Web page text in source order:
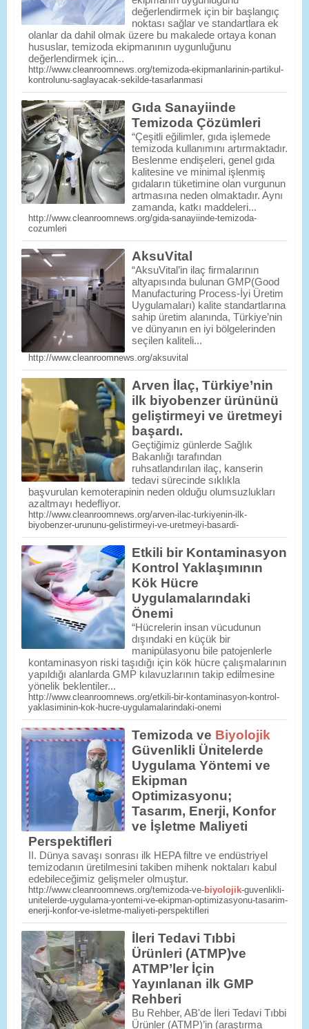
değerlendirmek için bir başlangıç
noktası sağlar ve standartlara ek
olanlar da dahil olmak üzere bu makalede ortaya konan
hususlar, temizoda ekipmanının uygunluğunu
değerlendirmek için...
http://www.cleanroomnews.org/temizoda-ekipmanlarinin-partikul-
kontrolunu-saglayacak-sekilde-tasarlanmasi
Gıda Sanayiinde
Temizoda Çözümleri
“Çeşitli eğilimler, gıda işlemede
temizoda kullanımını artırmaktadır.
Beslenme endişeleri, genel gıda
kalitesine ve minimal işlenmiş
gıdaların tüketimine olan vurgunun
artmasına neden olmaktadır. Aynı
zamanda, katkı maddeleri...
http://www.cleanroomnews.org/gida-sanayiinde-temizoda-
cozumleri
AksuVital
“AksuVital’in ilaç firmalarının
altyapısında bulunan GMP(Good
Manufacturing Process-İyi Üretim
Uygulamaları) kalite standartlarına
sahip üretim alanında, Türkiye’nin
ve dünyanın en iyi bölgelerinden
seçilen kaliteli...
http://www.cleanroomnews.org/aksuvital
Arven İlaç, Türkiye’nin
ilk biyobenzer ürününü
geliştirmeyi ve üretmeyi
başardı.
Geçtiğimiz günlerde Sağlık
Bakanlığı tarafından
ruhsatlandırılan ilaç, kanserin
tedavi sürecinde sıklıkla
başvurulan kemoterapinin neden olduğu olumsuzlukları
azaltmayı hedefliyor.
http://www.cleanroomnews.org/arven-ilac-turkiyenin-ilk-
biyobenzer-urununu-gelistirmeyi-ve-uretmeyi-basardi-
Etkili bir Kontaminasyon
Kontrol Yaklaşımının
Kök Hücre
Uygulamalarındaki
Önemi
“Hücrelerin insan vücudunun
dışındaki en küçük bir
manipülasyonu bile patojenlerle
kontaminasyon riski taşıdığı için kök hücre çalışmalarının
yapıldığı alanlarda GMP kılavuzlarının takip edilmesine
yönelik beklentiler...
http://www.cleanroomnews.org/etkili-bir-kontaminasyon-kontrol-
yaklasiminin-kok-hucre-uygulamalarindaki-onemi
Temizoda ve Biyolojik
Güvenlikli Ünitelerde
Uygulama Yöntemi ve
Ekipman
Optimizasyonu;
Tasarım, Enerji, Konfor
ve İşletme Maliyeti
Perspektifleri
II. Dünya savaşı sonrası ilk HEPA filtre ve endüstriyel
temizodanın üretilmesini takiben mihenk noktaları kabul
edebileceğimiz gelişmeler olmuştur.
http://www.cleanroomnews.org/temizoda-ve-biyolojik-guvenlikli-
unitelerde-uygulama-yontemi-ve-ekipman-optimizasyonu-tasarim-
enerji-konfor-ve-isletme-maliyeti-perspektifleri
İleri Tedavi Tıbbi
Ürünleri (ATMP)ve
ATMP’ler İçin
Yayınlanan ilk GMP
Rehberi
Bu Rehber, AB'de İleri Tedavi Tıbbi
Ürünler (ATMP)’in (araştırma